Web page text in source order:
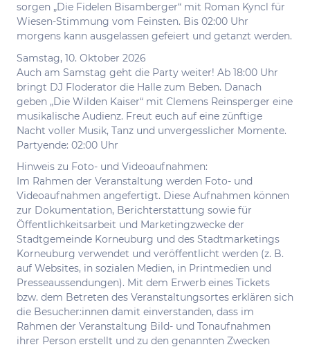
sorgen „Die Fidelen Bisamberger“ mit Roman Kyncl für
Wiesen-Stimmung vom Feinsten. Bis 02:00 Uhr
morgens kann ausgelassen gefeiert und getanzt werden.
Samstag, 10. Oktober 2026
Auch am Samstag geht die Party weiter! Ab 18:00 Uhr
bringt DJ Floderator die Halle zum Beben. Danach
geben „Die Wilden Kaiser“ mit Clemens Reinsperger eine
musikalische Audienz. Freut euch auf eine zünftige
Nacht voller Musik, Tanz und unvergesslicher Momente.
Partyende: 02:00 Uhr
Hinweis zu Foto- und Videoaufnahmen:
Im Rahmen der Veranstaltung werden Foto- und
Videoaufnahmen angefertigt. Diese Aufnahmen können
zur Dokumentation, Berichterstattung sowie für
Öffentlichkeitsarbeit und Marketingzwecke der
Stadtgemeinde Korneuburg und des Stadtmarketings
Korneuburg verwendet und veröffentlicht werden (z. B.
auf Websites, in sozialen Medien, in Printmedien und
Presseaussendungen). Mit dem Erwerb eines Tickets
bzw. dem Betreten des Veranstaltungsortes erklären sich
die Besucher:innen damit einverstanden, dass im
Rahmen der Veranstaltung Bild- und Tonaufnahmen
ihrer Person erstellt und zu den genannten Zwecken